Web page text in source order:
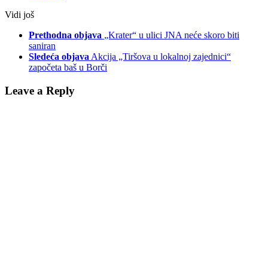
Vidi još
Prethodna objava „Krater“ u ulici JNA neće skoro biti
saniran
Sledeća objava Akcija „Tiršova u lokalnoj zajednici“
započeta baš u Borči
Leave a Reply